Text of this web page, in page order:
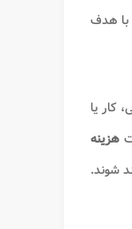
با هدف
کار یا
هزینه
شوند.